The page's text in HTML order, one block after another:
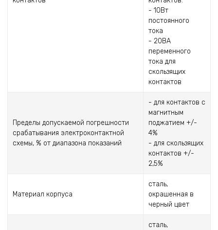
- 10Вт
постоянного
тока
- 20ВА
переменного
тока для
скользящих
контактов
Пределы допускаемой погрешности
срабатывания электроконтактной
схемы, % от диапазона показаний
- для контактов с
магнитным
поджатием +/-
4%
- для скользящих
контактов +/-
2,5%
Материал корпуса
сталь,
окрашенная в
черный цвет
сталь,